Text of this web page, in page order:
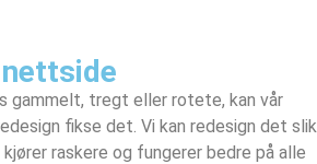
gammelt, tregt eller rotete, kan vår
fikse det. Vi kan redesign det slik
raskere og fungerer bedre på alle